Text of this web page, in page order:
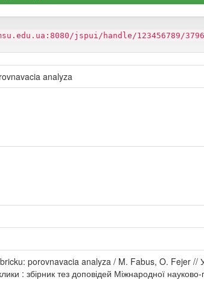
jspui/handle/123456789/3796
analyza
porovnavacia analyza / M. Fabus, O. Fejer //
: збірник тез доповідей Міжнародної